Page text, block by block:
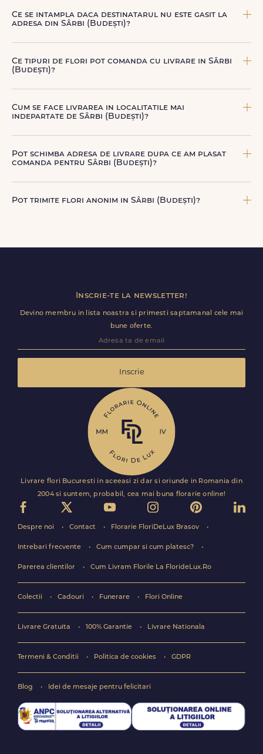
Ce se intampla daca destinatarul nu este gasit la
adresa din Sârbi (Budești)?
numarul de telefon oferit. Daca nu poate preda comanda,
te contactam pentru o solutie rapida (reprogramare sau
Ce tipuri de flori pot comanda cu livrare in Sârbi
(Budești)?
aniversari, onomastici, sarbatori, evenimente speciale sau
gesturi spontane, toate create din flori naturale proaspete.
Cum se face livrarea in localitatile mai
indepartate de Sârbi (Budești)?
nostri dedicati sau ai optiunea de livrare la cutie, prin
firma de curierat, cu un cost mai avantajos si ambalare
Pot schimba adresa de livrare dupa ce am plasat
comanda pentru Sârbi (Budești)?
Contacteaza-ne cat mai rapid si actualizam detaliile de
Pot trimite flori anonim in Sârbi (Budești)?
ramane optional si il poti personaliza.
Inscrie-te la newsletter!
Devino membru in lista noastra si primesti saptamanal cele mai
bune oferte.
Inscrie
Livrare flori Bucuresti in aceeasi zi dar si oriunde in Romania din
2004 si suntem, probabil, cea mai buna florarie online!
Despre noi Contact Florarie FloriDeLux Brasov
Intrebari frecvente Cum cumpar si cum platesc?
Parerea clientilor Cum Livram Florile La FlorideLux.Ro
Colectii Cadouri Funerare Flori Online
Livrare Gratuita 100% Garantie Livrare Nationala
Termeni & Conditii Politica de cookies GDPR
Blog Idei de mesaje pentru felicitari